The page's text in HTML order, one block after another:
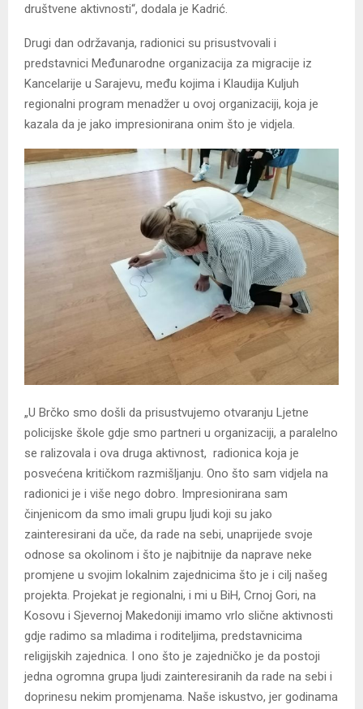
društvene aktivnosti“, dodala je Kadrić.
Drugi dan održavanja, radionici su prisustvovali i
predstavnici Međunarodne organizacija za migracije iz
Kancelarije u Sarajevu, među kojima i Klaudija Kuljuh
regionalni program menadžer u ovoj organizaciji, koja je
kazala da je jako impresionirana onim što je vidjela.
„U Brčko smo došli da prisustvujemo otvaranju Ljetne
policijske škole gdje smo partneri u organizaciji, a paralelno
se ralizovala i ova druga aktivnost, radionica koja je
posvećena kritičkom razmišljanju. Ono što sam vidjela na
radionici je i više nego dobro. Impresionirana sam
činjenicom da smo imali grupu ljudi koji su jako
zainteresirani da uče, da rade na sebi, unaprijede svoje
odnose sa okolinom i što je najbitnije da naprave neke
promjene u svojim lokalnim zajednicima što je i cilj našeg
projekta. Projekat je regionalni, i mi u BiH, Crnoj Gori, na
Kosovu i Sjevernoj Makedoniji imamo vrlo slične aktivnosti
gdje radimo sa mladima i roditeljima, predstavnicima
religijskih zajednica. I ono što je zajedničko je da postoji
jedna ogromna grupa ljudi zainteresiranih da rade na sebi i
doprinesu nekim promjenama. Naše iskustvo, jer godinama